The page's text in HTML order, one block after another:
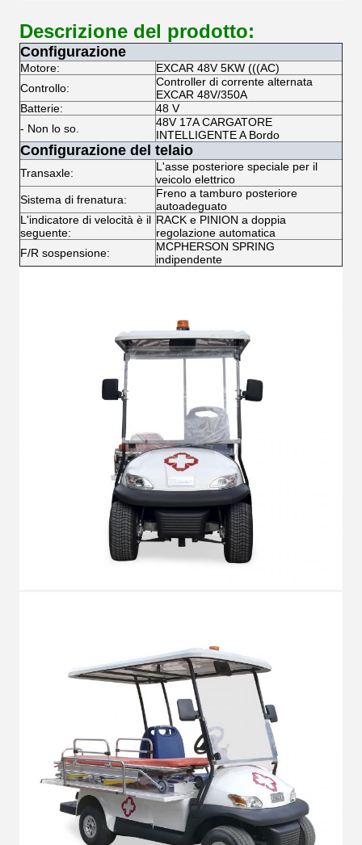
Descrizione del prodotto:
Configurazione
Motore:
EXCAR 48V 5KW (((AC)
Controllo:
Controller di corrente alternata
EXCAR 48V/350A
Batterie:
48 V
- Non lo so.
48V 17A CARGATORE
INTELLIGENTE A Bordo
Configurazione del telaio
Transaxle:
L'asse posteriore speciale per il
veicolo elettrico
Sistema di frenatura:
Freno a tamburo posteriore
autoadeguato
L'indicatore di velocità è il
seguente:
RACK e PINION a doppia
regolazione automatica
F/R sospensione:
MCPHERSON SPRING
indipendente